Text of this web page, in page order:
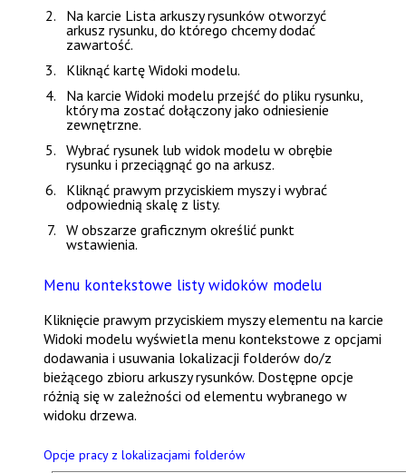
Na karcie Lista arkuszy rysunków otworzyć
arkusz rysunku, do którego chcemy dodać
zawartość.
Kliknąć kartęWidoki modelu.
Na karcieWidoki modelu przejść do pliku rysunku,
który ma zostać dołączony jako odniesienie
zewnętrzne.
Wybrać rysunek lub widok modelu w obrębie
rysunku i przeciągnąć go na arkusz.
Kliknąć prawym przyciskiem myszy i wybrać
odpowiednią skalę z listy.
W obszarze graficznym określić punkt
wstawienia.
Menu kontekstowe listy widoków modelu
Kliknięcie prawym przyciskiem myszy elementu na karcie
Widoki modelu wyświetla menu kontekstowe z opcjami
dodawania i usuwania lokalizacji folderów do/z
bieżącego zbioru arkuszy rysunków. Dostępne opcje
różnią się w zależności od elementu wybranego w
widoku drzewa.
Opcje pracy z lokalizacjami folderów